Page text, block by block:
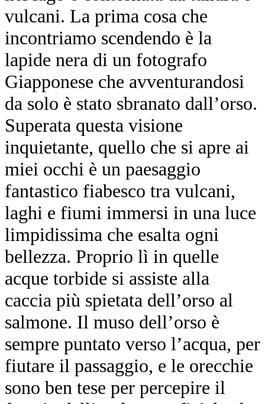
vulcani. La prima cosa che
incontriamo scendendo è la
lapide nera di un fotografo
Giapponese che avventurandosi
da solo è stato sbranato dall’orso.
Superata questa visione
inquietante, quello che si apre ai
miei occhi è un paesaggio
fantastico fiabesco tra vulcani,
laghi e fiumi immersi in una luce
limpidissima che esalta ogni
bellezza. Proprio lì in quelle
acque torbide si assiste alla
caccia più spietata dell’orso al
salmone. Il muso dell’orso è
sempre puntato verso l’acqua, per
fiutare il passaggio, e le orecchie
sono ben tese per percepire il